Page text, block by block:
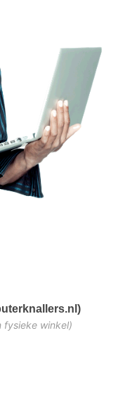
fysieke winkel)